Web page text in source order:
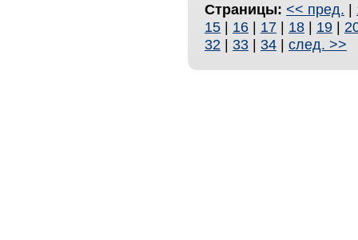
Страницы: << пред. |
15 | 16 | 17 | 18 | 19 |
32 | 33 | 34 | след. >>